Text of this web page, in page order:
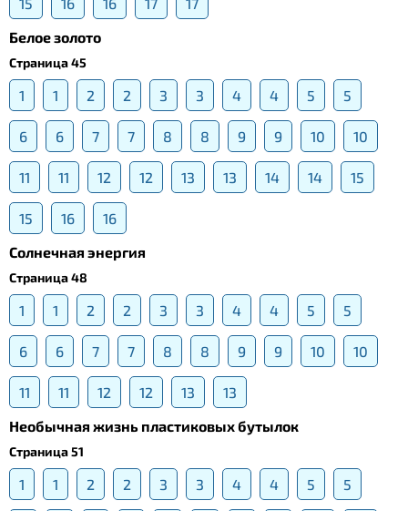
15 16 16 17
17
Белое золото
Страница 45
1 1 2 2 3 3 4 4 5 5
6 6 7 7 8 8 9 9 10 10
11 11 12 12 13 13 14 14 15
15 16
16
Солнечная энергия
Страница 48
1 1 2 2 3 3 4 4 5 5
6 6 7 7 8 8 9 9 10 10
11 11 12 12 13
13
Необычная жизнь пластиковых бутылок
Страница 51
1 1 2 2 3 3 4 4 5 5